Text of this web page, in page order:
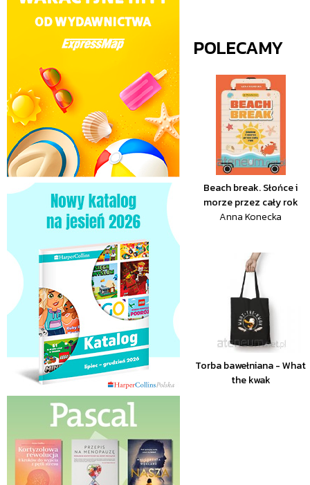
POLECAMY
Beach break. Słońce i
morze przez cały rok
Anna Konecka
Torba bawełniana - What
the kwak